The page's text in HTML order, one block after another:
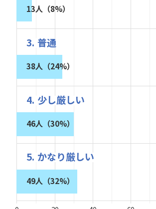
13人（8%）
3. 普通
38人（24%）
4. 少し厳しい
46人（30%）
5. かなり厳しい
49人（32%）